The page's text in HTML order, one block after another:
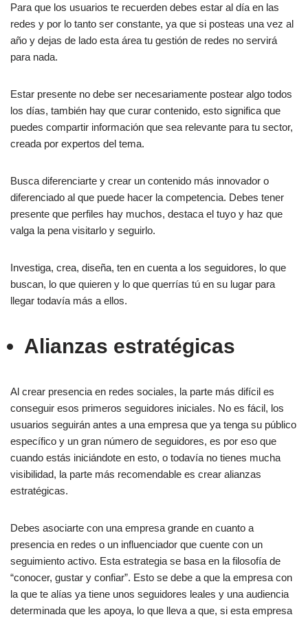
Para que los usuarios te recuerden debes estar al día en las
redes y por lo tanto ser constante, ya que si posteas una vez al
año y dejas de lado esta área tu gestión de redes no servirá
para nada.
Estar presente no debe ser necesariamente postear algo todos
los días, también hay que curar contenido, esto significa que
puedes compartir información que sea relevante para tu sector,
creada por expertos del tema.
Busca diferenciarte y crear un contenido más innovador o
diferenciado al que puede hacer la competencia. Debes tener
presente que perfiles hay muchos, destaca el tuyo y haz que
valga la pena visitarlo y seguirlo.
Investiga, crea, diseña, ten en cuenta a los seguidores, lo que
buscan, lo que quieren y lo que querrías tú en su lugar para
llegar todavía más a ellos.
Alianzas estratégicas
Al crear presencia en redes sociales, la parte más difícil es
conseguir esos primeros seguidores iniciales. No es fácil, los
usuarios seguirán antes a una empresa que ya tenga su público
específico y un gran número de seguidores, es por eso que
cuando estás iniciándote en esto, o todavía no tienes mucha
visibilidad, la parte más recomendable es crear alianzas
estratégicas.
Debes asociarte con una empresa grande en cuanto a
presencia en redes o un influenciador que cuente con un
seguimiento activo. Esta estrategia se basa en la filosofía de
“conocer, gustar y confiar”. Esto se debe a que la empresa con
la que te alías ya tiene unos seguidores leales y una audiencia
determinada que les apoya, lo que lleva a que, si esta empresa